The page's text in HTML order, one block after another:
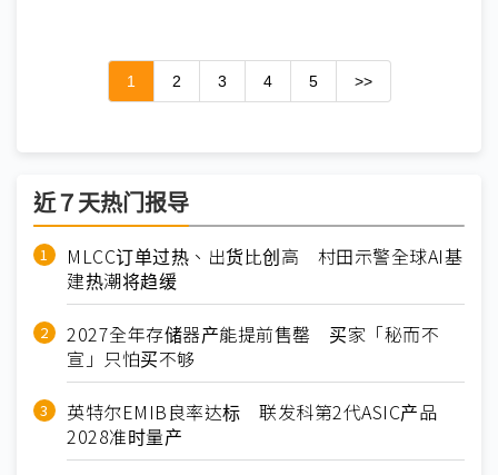
1 2 3 4 5 >>
近７天热门报导
MLCC订单过热、出货比创高 村田示警全球AI基
建热潮将趋缓
2027全年存储器产能提前售罄 买家「秘而不
宣」只怕买不够
英特尔EMIB良率达标 联发科第2代ASIC产品
2028准时量产